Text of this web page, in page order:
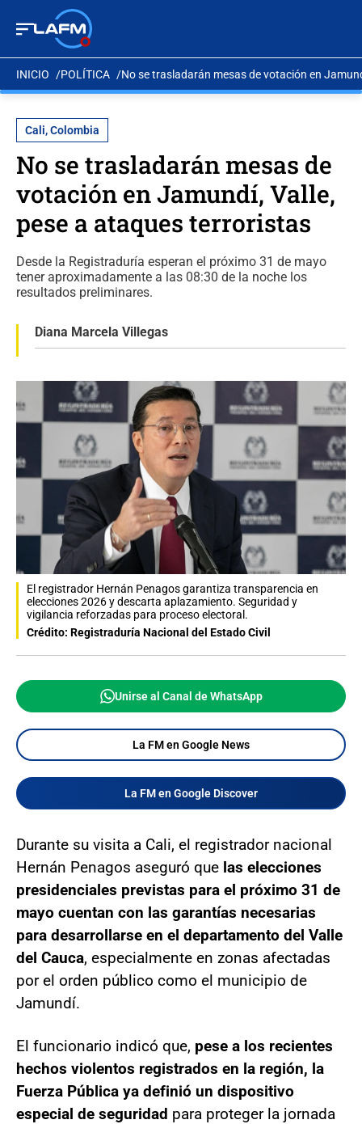
INICIO POLÍTICA No se trasladarán mesas de votación en
Cali, Colombia
No se trasladarán mesas de
votación en Jamundí, Valle,
pese a ataques terroristas
Desde la Registraduría esperan el próximo 31 de mayo
tener aproximadamente a las 08:30 de la noche los
resultados preliminares.
Diana Marcela Villegas
El registrador Hernán Penagos garantiza transparencia en
elecciones 2026 y descarta aplazamiento. Seguridad y
vigilancia reforzadas para proceso electoral.
Crédito: Registraduría Nacional del Estado Civil
Unirse al Canal de WhatsApp
La FM en Google News
La FM en Google Discover
Durante su visita a Cali, el registrador nacional
Hernán Penagos aseguró que las elecciones
presidenciales previstas para el próximo 31 de
mayo cuentan con las garantías necesarias
para desarrollarse en el departamento del Valle
del Cauca, especialmente en zonas afectadas
por el orden público como el municipio de
Jamundí.
El funcionario indicó que, pese a los recientes
hechos violentos registrados en la región, la
Fuerza Pública ya definió un dispositivo
especial de seguridad para proteger la jornada